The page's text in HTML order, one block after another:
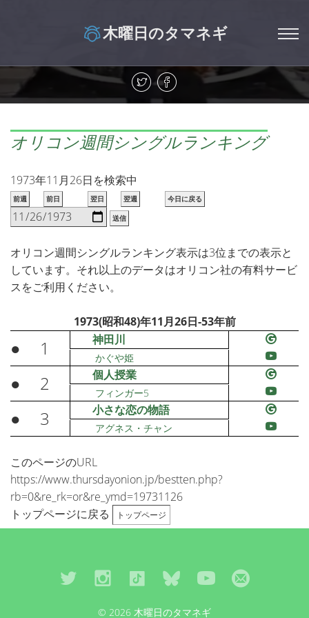
木曜日のタマネギ
オリコン週間シングルランキング
1973年11月26日を検索中
前週 前日 翌日 翌週 今日に戻る
送信
オリコン週間シングルランキング表示は3位までの表示と
しています。それ以上のデータはオリコン社の有料サービ
スをご利用ください。
1973(昭和48)年11月26日-53年前
● 1 神田川
かぐや姫
● 2 個人授業
フィンガー5
● 3 小さな恋の物語
アグネス・チャン
このページのURL
https://www.thursdayonion.jp/bestten.php?
rb=0&re_rk=or&re_ymd=19731126
トップページに戻る
トップページ
© 2026 木曜日のタマネギ